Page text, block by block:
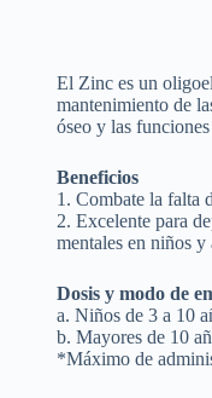
El Zinc es un
mantenimiento de
óseo y las
Beneficios
1. Combate la falta
2. Excelente para
mentales en niños y
Dosis y modo de
a. Niños de 3 a 10
b. Mayores de 10
*Máximo de